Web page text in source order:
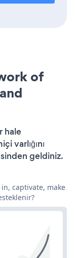
of
hale
varlığını
geldiniz.
captivate, make